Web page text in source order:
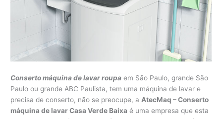
Conserto máquina de lavar roupa em São Paulo, grande São
Paulo ou grande ABC Paulista, tem uma máquina de lavar e
precisa de conserto, não se preocupe, aAtecMaq – Conserto
máquina de lavar Casa Verde Baixa é uma empresa que esta